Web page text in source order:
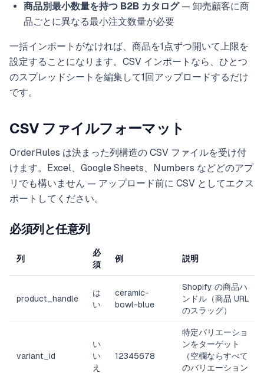
商品別最小数量を持つ B2B カタログ— 卸売顧客に商
品ごとに異なる最小注文数量が必要
一括インポートがなければ、商品を1点ずつ開いて上限を
設定することになります。CSV インポートなら、ひとつ
のスプレッドシートを編集して1回アップロードするだけ
です。
CSV ファイルフォーマット
OrderRules は決まった列構造の CSV ファイルを受け付
けます。Excel、Google Sheets、Numbers などどのアプ
リでも構いません — アップロード前に CSV としてエクス
ポートしてください。
必須列と任意列
列
必
須
例 説明
product_handle
は
い
ceramic-
bowl-blue
Shopify の商品ハ
ンドル（商品 URL
のスラッグ）
variant_id
い
い
え
12345678
特定バリエーショ
ンをターゲット
（空欄ならすべて
のバリエーション